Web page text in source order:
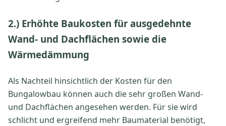
2.) Erhöhte Baukosten für ausgedehnte
Wand- und Dachflächen sowie die
Wärmedämmung
Als Nachteil hinsichtlich der Kosten für den
Bungalowbau können auch die sehr großen Wand-
und Dachflächen angesehen werden. Für sie wird
schlicht und ergreifend mehr Baumaterial benötigt,